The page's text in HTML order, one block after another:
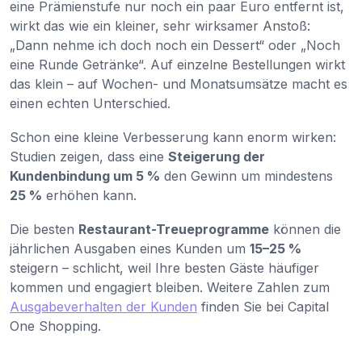
eine Prämienstufe nur noch ein paar Euro entfernt ist,
wirkt das wie ein kleiner, sehr wirksamer Anstoß:
„Dann nehme ich doch noch ein Dessert“ oder „Noch
eine Runde Getränke“. Auf einzelne Bestellungen wirkt
das klein – auf Wochen- und Monatsumsätze macht es
einen echten Unterschied.
Schon eine kleine Verbesserung kann enorm wirken:
Studien zeigen, dass eine Steigerung der
Kundenbindung um 5 % den Gewinn um mindestens
25 % erhöhen kann.
Die besten Restaurant-Treueprogramme können die
jährlichen Ausgaben eines Kunden um 15–25 %
steigern – schlicht, weil Ihre besten Gäste häufiger
kommen und engagiert bleiben. Weitere Zahlen zum
Ausgabeverhalten der Kunden finden Sie bei Capital
One Shopping.